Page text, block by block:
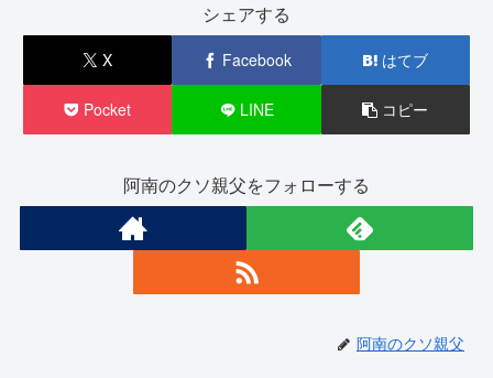
シェアする
X Facebook はてブ
Pocket LINE コピー
阿南のクソ親父をフォローする
阿南のクソ親父